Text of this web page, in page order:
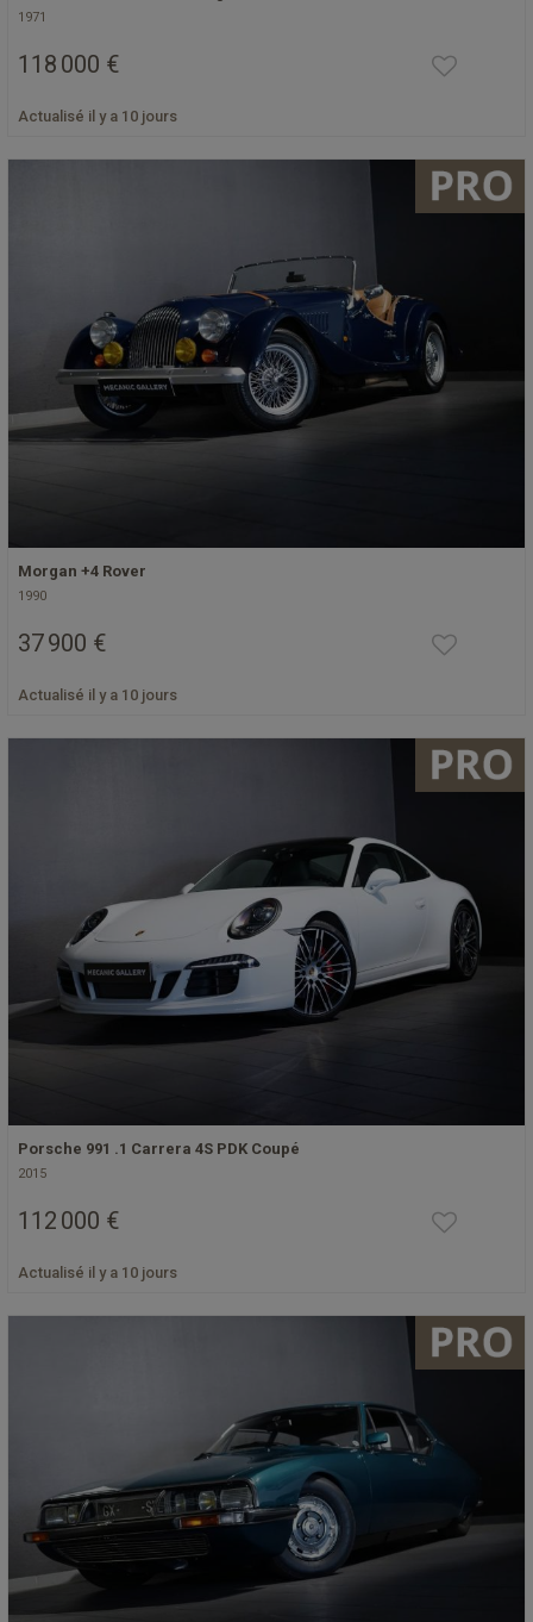
1971
118 000 €
Actualisé il y a 10 jours
Morgan +4 Rover
1990
37 900 €
Actualisé il y a 10 jours
Porsche 991 .1 Carrera 4S PDK Coupé
2015
112 000 €
Actualisé il y a 10 jours